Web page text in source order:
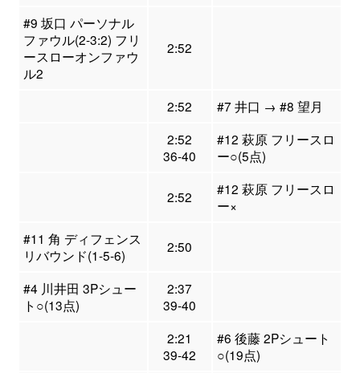
#9 坂口 パーソナル
ファウル(2-3:2) フリ
ースローオンファウ
ル2
2:52
2:52
#7 井口 → #8 望月
2:52
36-40
#12 萩原 フリースロ
ー○(5点)
2:52
#12 萩原 フリースロ
ー×
#11 角 ディフェンス
リバウンド(1-5-6)
2:50
#4 川井田 3Pシュー
ト○(13点)
2:37
39-40
2:21
39-42
#6 後藤 2Pシュート
○(19点)